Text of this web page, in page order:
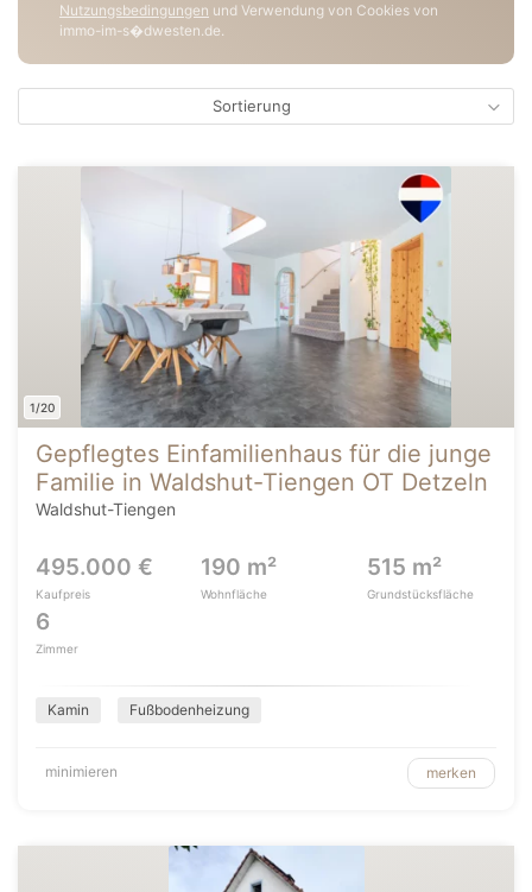
Nutzungsbedingungen und Verwendung von Cookies von
immo-im-s�dwesten.de.
Sortierung
1/20
Gepflegtes Einfamilienhaus für die junge
Familie in Waldshut-Tiengen OT Detzeln
Waldshut-Tiengen
495.000 €
Kaufpreis
190 m²
Wohnfläche
515 m²
Grundstücksfläche
6
Zimmer
Kamin Fußbodenheizung
minimieren merken